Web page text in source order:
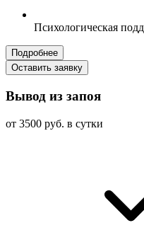
Психологическая
Подробнее
Оставить заявку
Вывод из запоя
от 3500 руб. в сутки